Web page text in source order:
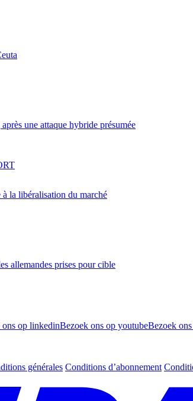
une attaque hybride présumée
la libéralisation du marché
allemandes prises pour cible
ons op linkedinBezoek ons op youtubeBezoek
générales Conditions d’abonnement